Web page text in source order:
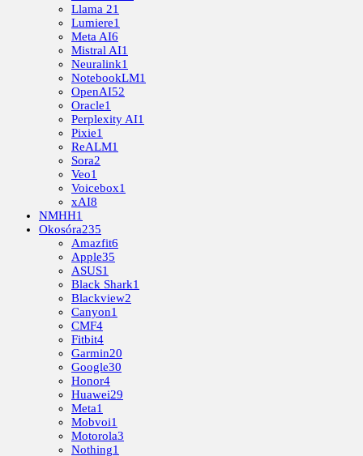
Llama 21
Lumiere1
Meta AI6
Mistral AI1
Neuralink1
NotebookLM1
OpenAI52
Oracle1
Perplexity AI1
Pixie1
ReALM1
Sora2
Veo1
Voicebox1
xAI8
NMHH1
Okosóra235
Amazfit6
Apple35
ASUS1
Black Shark1
Blackview2
Canyon1
CMF4
Fitbit4
Garmin20
Google30
Honor4
Huawei29
Meta1
Mobvoi1
Motorola3
Nothing1